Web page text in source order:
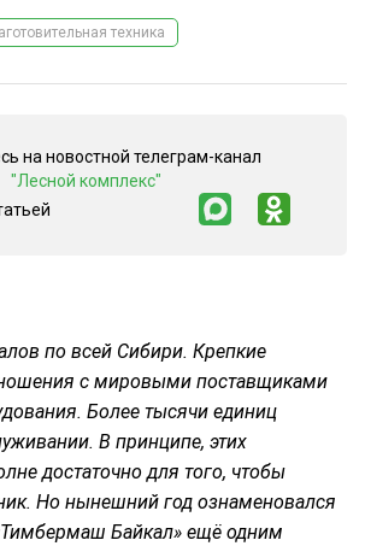
техника
по всей Сибири. Крепкие
с мировыми поставщиками
Более тысячи единиц
В принципе, этих
достаточно для того, чтобы
Но нынешний год ознаменовался
Байкал» ещё одним
на новостной телеграм-канал
"Лесной комплекс"